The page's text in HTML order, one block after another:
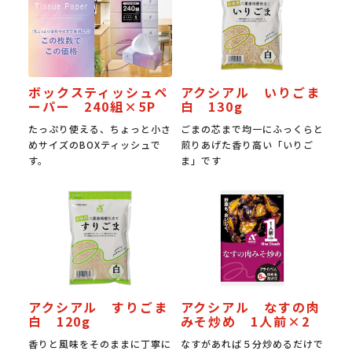
ボックスティッシュペ
ーパー 240組×5P
たっぷり使える、ちょっと小さ
めサイズのBOXティッシュで
す。
アクシアル いりごま
白 130g
ごまの芯まで均一にふっくらと
煎りあげた香り高い「いりご
ま」です
アクシアル すりごま
白 120g
香りと風味をそのままに丁寧に
アクシアル なすの肉
みそ炒め 1人前×2
なすがあれば５分炒めるだけで